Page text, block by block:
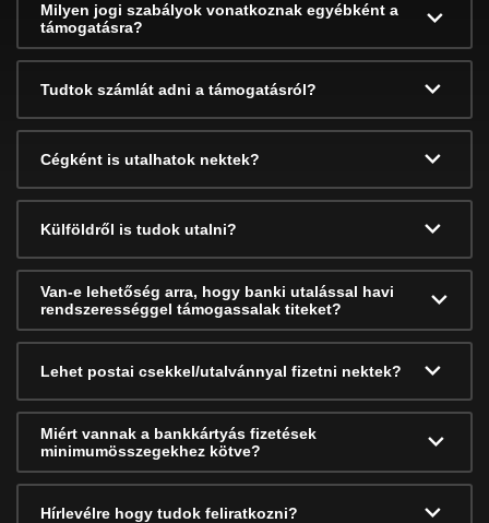
Milyen jogi szabályok vonatkoznak egyébként a
támogatásra?
Tudtok számlát adni a támogatásról?
Cégként is utalhatok nektek?
Külföldről is tudok utalni?
Van-e lehetőség arra, hogy banki utalással havi
rendszerességgel támogassalak titeket?
Lehet postai csekkel/utalvánnyal fizetni nektek?
Miért vannak a bankkártyás fizetések
minimumösszegekhez kötve?
Hírlevélre hogy tudok feliratkozni?